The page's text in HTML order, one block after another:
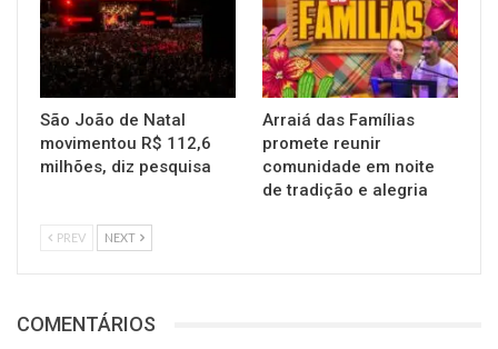
São João de Natal
movimentou R$ 112,6
milhões, diz pesquisa
Arraiá das Famílias
promete reunir
comunidade em noite
de tradição e alegria
PREV NEXT
COMENTÁRIOS